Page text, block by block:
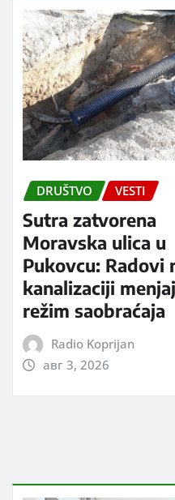
DRUŠTVO VESTI
Sutra zatvorena
Moravska ulica u
Pukovcu: Radovi
kanalizaciji
režim saobraćaja
Radio Koprijan
авг 3, 2026